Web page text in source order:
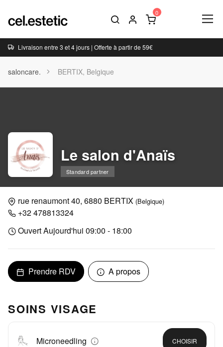
Livraison entre 3 et 4 jours | Offerte à partir de 59€
saloncare. BERTIX, Belgique
Le salon d'Anaïs
Standard partner
rue renaumont 40, 6880 BERTIX (Belgique)
+32 478813324
Ouvert Aujourd'hui 09:00 - 18:00
Prendre RDV A propos
SOINS VISAGE
Microneedling CHOISIR